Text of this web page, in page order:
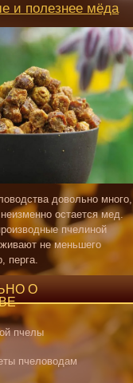
и полезнее мёда
довольно много,
остается мед.
пчелиной
не меньшего
перга.
О
пчелы
пчеловодам